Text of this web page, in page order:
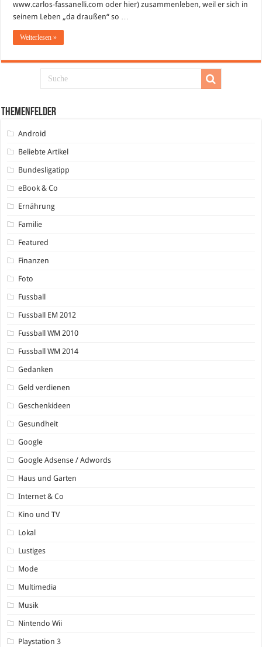
heute
www.carlos-fassanelli.com oder hier) zusammenleben, weil er sich in
seinem Leben „da draußen“ so …
Weiterlesen »
Themenfelder
Android
Beliebte Artikel
Bundesligatipp
eBook & Co
Ernährung
Familie
Featured
Finanzen
Foto
Fussball
Fussball EM 2012
Fussball WM 2010
Fussball WM 2014
Gedanken
Geld verdienen
Geschenkideen
Gesundheit
Google
Google Adsense / Adwords
Haus und Garten
Internet & Co
Kino und TV
Lokal
Lustiges
Mode
Multimedia
Musik
Nintendo Wii
Playstation 3